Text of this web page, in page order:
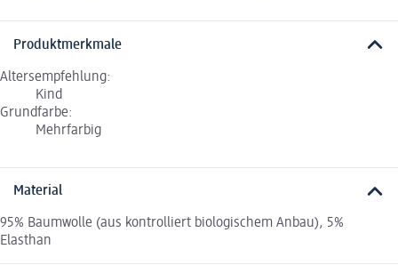
Produktmerkmale
Altersempfehlung:
Kind
Grundfarbe:
Mehrfarbig
Material
95% Baumwolle (aus kontrolliert biologischem Anbau), 5%
Elasthan